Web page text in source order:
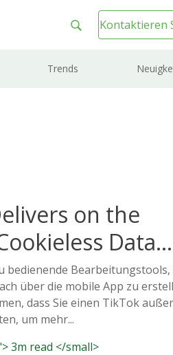
Kontaktieren
Trends
on the
Data
bedienende Bearbeitungstools,
über die mobile App zu
dass Sie einen TikTok
um mehr...
3m read </small>